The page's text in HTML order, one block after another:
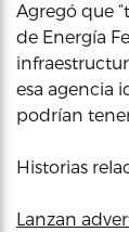
Agregó que
de Energía
esa agencia
podrían
Historias
Lanzan